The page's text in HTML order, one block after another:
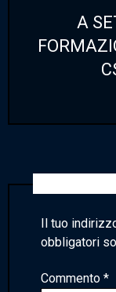
A
Il tuo
obbligatori
Commento *